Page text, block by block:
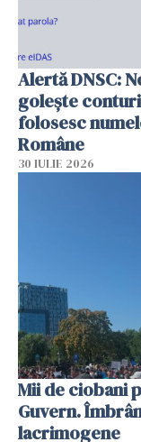
Alertă DNSC:
golește
folosesc
Române
30 IULIE 2026
Mii de ciobani
Guvern.
lacrimogene